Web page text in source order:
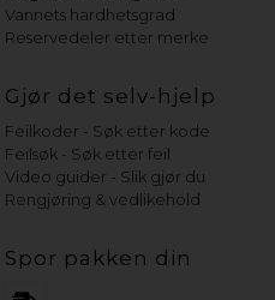
Vannets hardhetsgrad
Reservedeler etter merke
Gjør det selv-hjelp
Feilkoder - Søk etter kode
Feilsøk - Søk etter feil
Video guider - Slik gjør du
Rengjøring & vedlikehold
Spor pakken din